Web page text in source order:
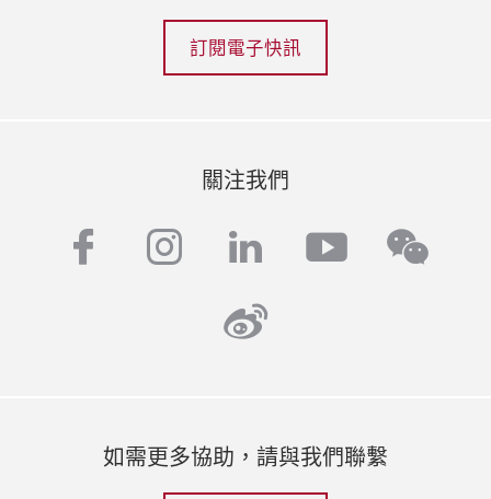
訂閱電子快訊
關注我們
facebook
instagram
linkedinyoutube
weibo
如需更多協助，請與我們聯繫